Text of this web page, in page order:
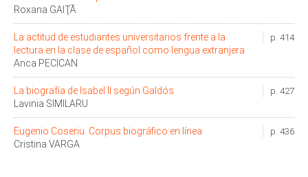
Roxana GAIŢĂ
p. 414
La actitud de estudiantes universitarios frente a la
lectura en la clase de español como lengua extranjera
Anca PECICAN
p. 427
La biografía de Isabel II según Galdós
Lavinia SIMILARU
p. 436
Eugenio Coseriu. Corpus biográfico en línea
Cristina VARGA